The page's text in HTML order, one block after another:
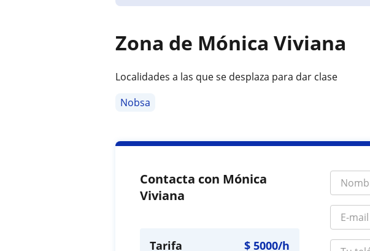
Zona de Mónica Viviana
Localidades a las que se desplaza para dar clase
Nobsa
Contacta con Mónica
Viviana
Tarifa $5000/h